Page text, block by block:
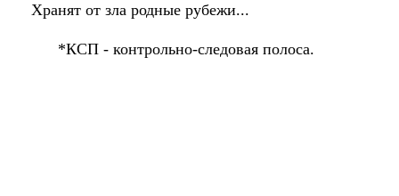
Хранят от зла родные рубежи...
*КСП - контрольно-следовая полоса.